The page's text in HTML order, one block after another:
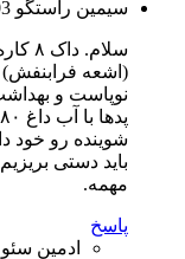
سیمین راستگو
(اشعه
نوپاست و
شوینده رو خود
باید دستی
مهمه.
پاسخ
ادمین سئو